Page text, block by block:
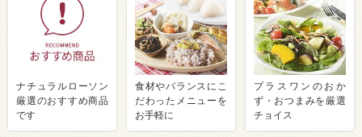
ナチュラルローソン
厳選のおすすめ商品
です
食材やバランスにこ
だわったメニューを
お手軽に
プラスワンのおか
ず・おつまみを厳選
チョイス